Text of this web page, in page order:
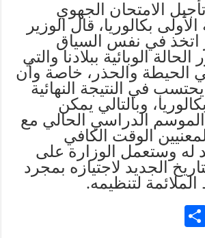
الامتحان الجهوي
بكالوريا، قال الوزير
اتخذ في نفس السياق
الوبائية ببلادنا والتي
الحيطة والحذر، خاصة وأن
في النتيجة النهائية
وبالتالي يمكن
الدراسي الحالي مع
الوقت الكافي
له وستعمل الوزارة على
الجديد لاجتيازه بمجرد
لتنظيمه.
E